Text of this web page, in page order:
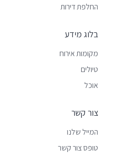
החלפת דירות
בלוג מידע
מקומות אירוח
טיולים
אוכל
צור קשר
המייל שלנו
טופס צור קשר